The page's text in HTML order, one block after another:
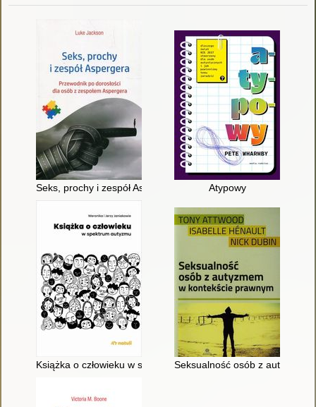
Seks, prochy i zespół Aspergera : przewodnik po dorosłości
Atypowy
Książka o człowieku w spektrum autyzmuSeksualność osób z